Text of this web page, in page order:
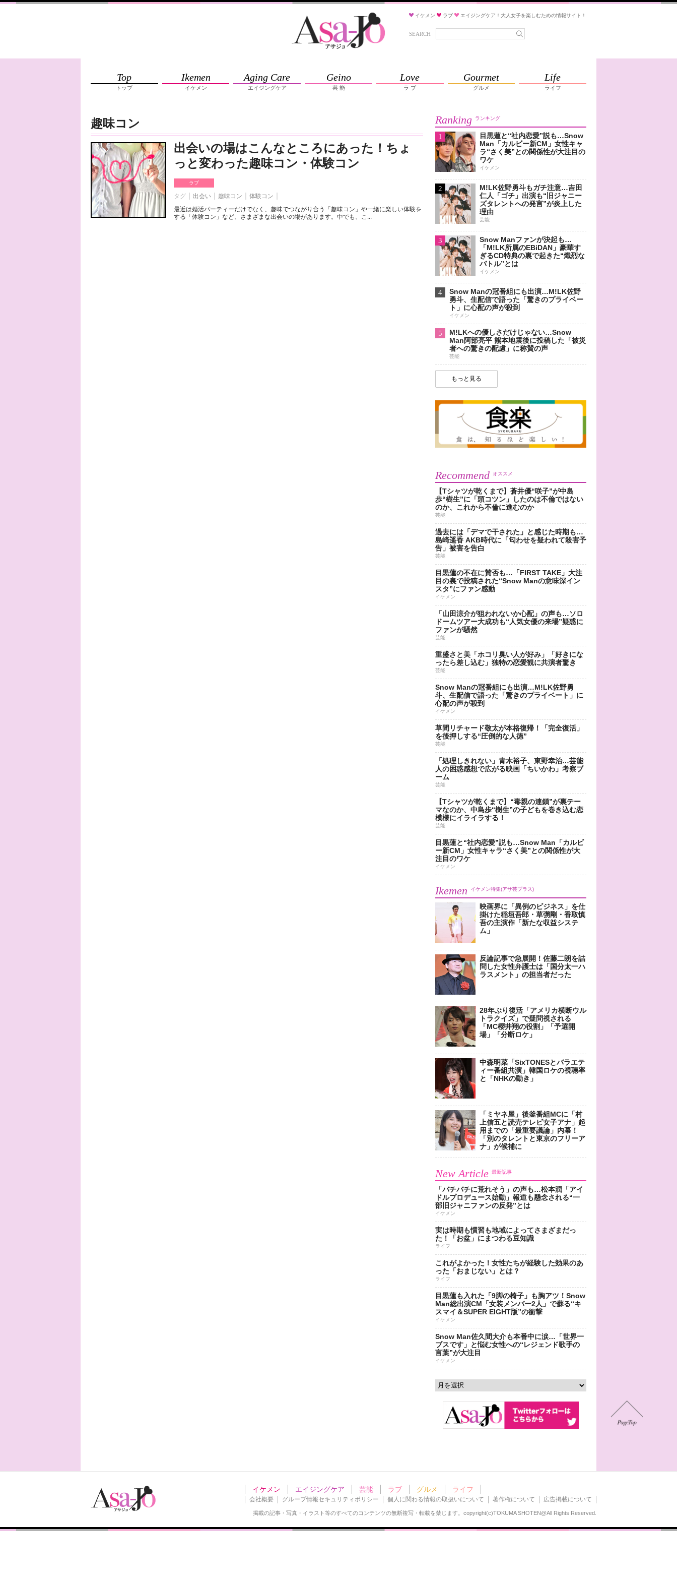
イケメン ラブ エイジングケア！大人女子を楽しむための情報サイト！
SEARCH
Top
トップ
Ikemen
イケメン
Aging Care
エイジングケア
Geino
芸 能
Love
ラ ブ
Gourmet
グルメ
Life
ライフ
趣味コン
出会いの場はこんなところにあった！ちょ
っと変わった趣味コン・体験コン
ラブ
タグ 出会い 趣味コン
体験コン
最近は婚活パーティーだけでなく、趣味でつながり合う「趣味コン」や一緒に楽しい体験を
する「体験コン」など、さまざまな出会いの場があります。中でも、こ...
Ranking ランキング
1
目黒蓮と“社内恋愛”説も…Snow
Man「カルビー新CM」女性キャ
ラ“さく美”との関係性が大注目の
ワケ
イケメン
2
M!LK佐野勇斗もガチ注意…吉田
仁人「ゴチ」出演も“旧ジャニー
ズタレントへの発言”が炎上した
理由
芸能
3
Snow Manファンが決起も…
「M!LK所属のEBiDAN」豪華す
ぎるCD特典の裏で起きた“熾烈な
バトル”とは
イケメン
4
Snow Manの冠番組にも出演…M!LK佐野
勇斗、生配信で語った「驚きのプライベー
ト」に心配の声が殺到
イケメン
5
M!LKへの優しさだけじゃない…Snow
Man阿部亮平 熊本地震後に投稿した「被災
者への驚きの配慮」に称賛の声
芸能
もっと見る
Recommend オススメ
【Tシャツが乾くまで】蒼井優“咲子”が中島
歩“樹生”に「頭コツン」したのは不倫ではない
のか、これから不倫に進むのか
芸能
過去には「デマで干された」と感じた時期も…
島崎遥香 AKB時代に「匂わせを疑われて殺害予
告」被害を告白
芸能
目黒蓮の不在に賛否も…「FIRST TAKE」大注
目の裏で投稿された“Snow Manの意味深イン
スタ”にファン感動
イケメン
「山田涼介が狙われないか心配」の声も…ソロ
ドームツアー大成功も“人気女優の来場”疑惑に
ファンが騒然
芸能
重盛さと美「ホコリ臭い人が好み」「好きにな
ったら差し込む」独特の恋愛観に共演者驚き
芸能
Snow Manの冠番組にも出演…M!LK佐野勇
斗、生配信で語った「驚きのプライベート」に
心配の声が殺到
イケメン
草間リチャード敬太が本格復帰！「完全復活」
を後押しする“圧倒的な人徳”
芸能
「処理しきれない」青木裕子、東野幸治…芸能
人の困惑感想で広がる映画「ちいかわ」考察ブ
ーム
芸能
【Tシャツが乾くまで】“毒親の連鎖”が裏テー
マなのか、中島歩“樹生”の子どもを巻き込む恋
模様にイライラする！
芸能
目黒蓮と“社内恋愛”説も…Snow Man「カルビ
ー新CM」女性キャラ“さく美”との関係性が大
注目のワケ
イケメン
Ikemen イケメン特集(アサ芸プラス)
映画界に「異例のビジネス」を仕
掛けた稲垣吾郎・草彅剛・香取慎
吾の主演作「新たな収益システ
ム」
反論記事で急展開！佐藤二朗を詰
問した女性弁護士は「国分太一ハ
ラスメント」の担当者だった
28年ぶり復活「アメリカ横断ウル
トラクイズ」で疑問視される
「MC櫻井翔の役割」「予選開
場」「分断ロケ」
中森明菜「SixTONESとバラエテ
ィー番組共演」韓国ロケの視聴率
と「NHKの動き」
「ミヤネ屋」後釜番組MCに「村
上信五と読売テレビ女子アナ」起
用までの「最重要議論」内幕！
「別のタレントと東京のフリーア
ナ」が候補に
New Article 最新記事
「バチバチに荒れそう」の声も…松本潤「アイ
ドルプロデュース始動」報道も懸念される“一
部旧ジャニファンの反発”とは
イケメン
実は時期も慣習も地域によってさまざまだっ
た！「お盆」にまつわる豆知識
ライフ
これがよかった！女性たちが経験した効果のあ
った「おまじない」とは？
ライフ
目黒蓮も入れた「9脚の椅子」も胸アツ！Snow
Man総出演CM「女装メンバー2人」で蘇る“キ
スマイ＆SUPER EIGHT版”の衝撃
イケメン
Snow Man佐久間大介も本番中に涙…「世界一
ブスです」と悩む女性への“レジェンド歌手の
言葉”が大注目
イケメン
イケメン エイジングケア 芸能 ラブ グルメ ライフ
会社概要 グループ情報セキュリティポリシー 個人に関わる情報の取扱いについて 著作権について 広告掲載について
掲載の記事・写真・イラスト等のすべてのコンテンツの無断複写・転載を禁じます。 copyright(c)TOKUMA SHOTEN@All Rights Reserved.